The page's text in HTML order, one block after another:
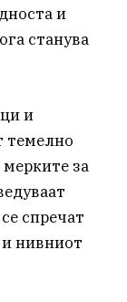
и
станува
и
темелно
за
спречат
нивниот